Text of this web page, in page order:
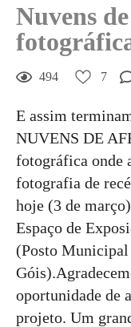
Nuvens
494 7
E assim
NUVENS DE
fotográfica onde
fotografia de
hoje (3 de
Espaço de
(Posto
oportunidade de
projeto. Um